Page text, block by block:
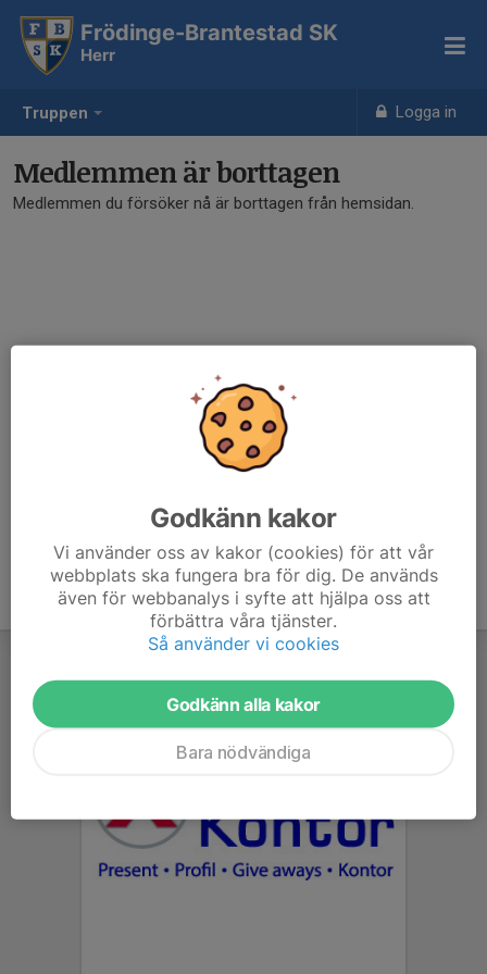
Truppen Logga in
Frödinge-Brantestad SK
Herr
Medlemmen är borttagen
Medlemmen du försöker nå är borttagen från hemsidan.
Godkänn kakor
Vi använder oss av kakor (cookies) för att vår
webbplats ska fungera bra för dig. De används
även för webbanalys i syfte att hjälpa oss att
förbättra våra tjänster.
Så använder vi cookies
Godkänn alla kakor
Bara nödvändiga